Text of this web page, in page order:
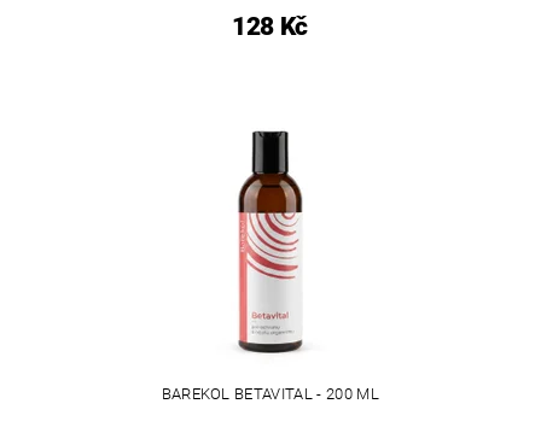
128 Kč
BAREKOL BETAVITAL - 200 ML